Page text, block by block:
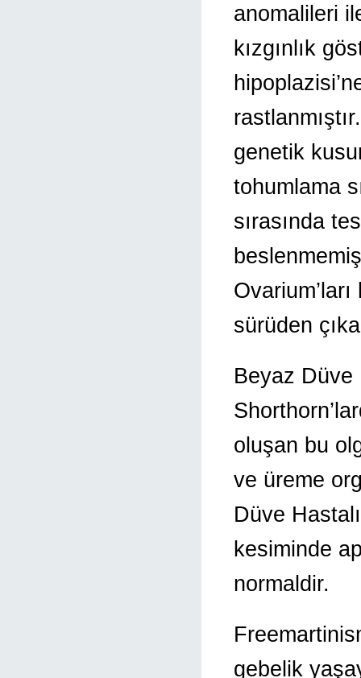
anomalileri
kızgınlık
genetik
tohumlama
sırasında
sürüden
Beyaz Düve
oluşan bu
ve üreme
Düve
kesiminde
normaldir.
gebelik